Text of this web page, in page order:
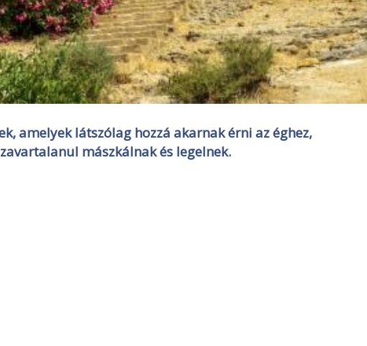
amelyek látszólag hozzá akarnak érni az éghez,
mászkálnak és legelnek.